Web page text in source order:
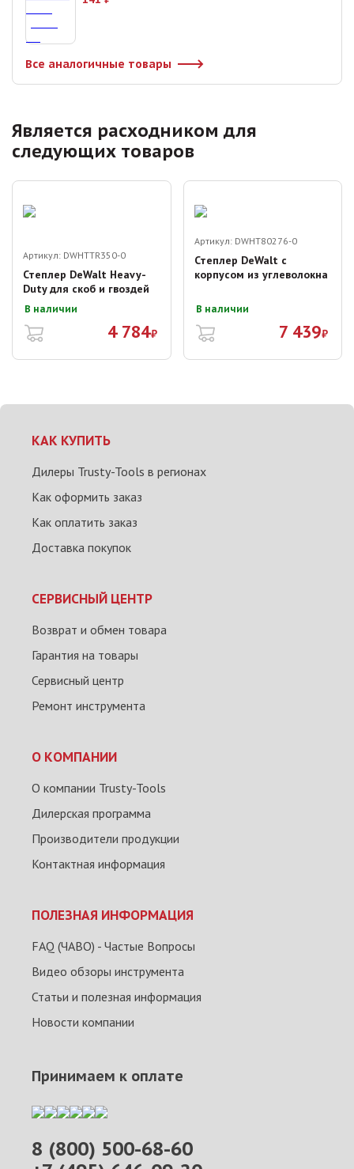
Все аналогичные товары
Является расходником для
следующих товаров
Артикул: DWHTTR350-0
Степлер DeWalt Heavy-
Duty для скоб и гвоздей
В наличии
4 784₽
Артикул: DWHT80276-0
Степлер DeWalt с
корпусом из углеволокна
В наличии
7 439₽
КАК КУПИТЬ
Дилеры Trusty-Tools в регионах
Как оформить заказ
Как оплатить заказ
Доставка покупок
СЕРВИСНЫЙ ЦЕНТР
Возврат и обмен товара
Гарантия на товары
Сервисный центр
Ремонт инструмента
О КОМПАНИИ
О компании Trusty-Tools
Дилерская программа
Производители продукции
Контактная информация
ПОЛЕЗНАЯ ИНФОРМАЦИЯ
FAQ (ЧАВО) - Частые Вопросы
Видео обзоры инструмента
Статьи и полезная информация
Новости компании
8 (800) 500-68-60
Принимаем к оплате